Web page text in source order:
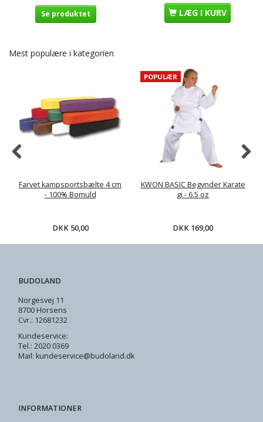
Se produktet LÆG I KURV
Mest populære i kategorien
Farvet kampsportsbælte 4 cm
- 100% Bomuld
DKK 50,00
POPULÆR
KWON BASIC Begynder Karate
gi - 6.5 oz
DKK 169,00
BUDOLAND
Norgesvej 11
8700 Horsens
Cvr.: 12681232
Kundeservice:
Tel.: 2020 0369
Mail: kundeservice@budoland.dk
INFORMATIONER